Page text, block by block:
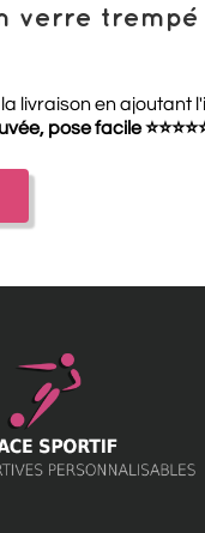
verre
livraison en ajoutant
pose facile⭐⭐⭐⭐